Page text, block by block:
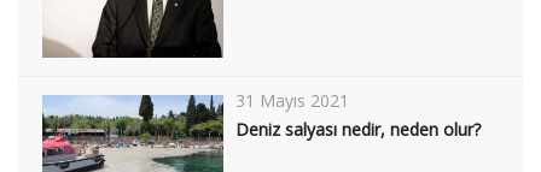
31 Mayıs 2021
Deniz salyası nedir, neden olur?